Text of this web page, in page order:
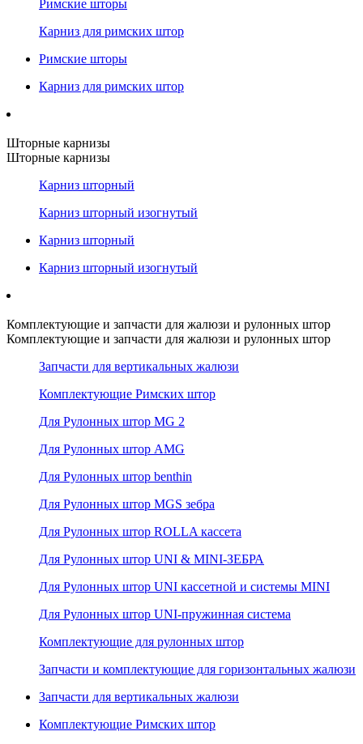
Римские шторы
Карниз для римских штор
Римские шторы
Карниз для римских штор
Шторные карнизы
Шторные карнизы
Карниз шторный
Карниз шторный изогнутый
Карниз шторный
Карниз шторный изогнутый
Комплектующие и запчасти для жалюзи и рулонных штор
Комплектующие и запчасти для жалюзи и рулонных штор
Запчасти для вертикальных жалюзи
Комплектующие Римских штор
Для Рулонных штор MG 2
Для Рулонных штор AMG
Для Рулонных штор benthin
Для Рулонных штор MGS зебра
Для Рулонных штор ROLLA кассета
Для Рулонных штор UNI & MINI-ЗЕБРА
Для Рулонных штор UNI кассетной и системы MINI
Для Рулонных штор UNI-пружинная система
Комплектующие для рулонных штор
Запчасти и комплектующие для горизонтальных жалюзи
Запчасти для вертикальных жалюзи
Комплектующие Римских штор